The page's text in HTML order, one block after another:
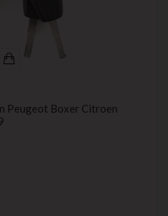
Peugeot Boxer Citroen